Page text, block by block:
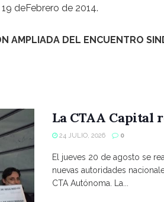
deFebrero de 2014.
AMPLIADA DEL ENCUENTRO
La CTAA Capital
24 JULIO, 2026 0
El jueves 20 de agosto se
nuevas autoridades
CTA Autónoma. La...